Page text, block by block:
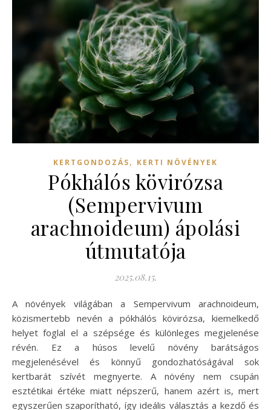
KERTGONDOZÁS, KERTI NÖVÉNYEK
Pókhálós kövirózsa
(Sempervivum
arachnoideum) ápolási
útmutatója
2025.08.15.
A növények világában a Sempervivum arachnoideum,
közismertebb nevén a pókhálós kövirózsa, kiemelkedő
helyet foglal el a szépsége és különleges megjelenése
révén. Ez a húsos levelű növény barátságos
megjelenésével és könnyű gondozhatóságával sok
kertbarát szívét megnyerte. A növény nem csupán
esztétikai értéke miatt népszerű, hanem azért is, mert
egyszerűen szaporítható, így ideális választás a kezdő és